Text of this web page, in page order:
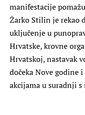
manifestacije
Žarko Stilin je rekao
uključenje u
Hrvatske, krovne
Hrvatskoj, nastavak
dočeka Nove godine
akcijama u suradnji